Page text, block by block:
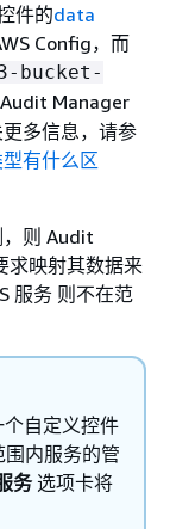
件的data
Config，而
bucket-
Manager
多信息，请参
有什么区
则 Audit
求映射其数据来
服务 则不在范
自定义控件
内服务的管
务选项卡将